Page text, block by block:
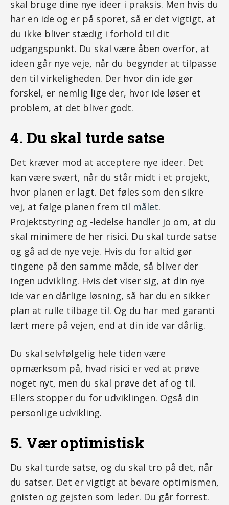
skal bruge dine nye ideer i praksis. Men hvis du
har en ide og er på sporet, så er det vigtigt, at
du ikke bliver stædig i forhold til dit
udgangspunkt. Du skal være åben overfor, at
ideen går nye veje, når du begynder at tilpasse
den til virkeligheden. Der hvor din ide gør
forskel, er nemlig lige der, hvor ide løser et
problem, at det bliver godt.
4. Du skal turde satse
Det kræver mod at acceptere nye ideer. Det
kan være svært, når du står midt i et projekt,
hvor planen er lagt. Det føles som den sikre
vej, at følge planen frem til målet.
Projektstyring og -ledelse handler jo om, at du
skal minimere de her risici. Du skal turde satse
og gå ad de nye veje. Hvis du for altid gør
tingene på den samme måde, så bliver der
ingen udvikling. Hvis det viser sig, at din nye
ide var en dårlige løsning, så har du en sikker
plan at rulle tilbage til. Og du har med garanti
lært mere på vejen, end at din ide var dårlig.
Du skal selvfølgelig hele tiden være
opmærksom på, hvad risici er ved at prøve
noget nyt, men du skal prøve det af og til.
Ellers stopper du for udviklingen. Også din
personlige udvikling.
5. Vær optimistisk
Du skal turde satse, og du skal tro på det, når
du satser. Det er vigtigt at bevare optimismen,
gnisten og gejsten som leder. Du går forrest.